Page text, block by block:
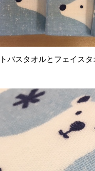
バスタオルとフェイスタ